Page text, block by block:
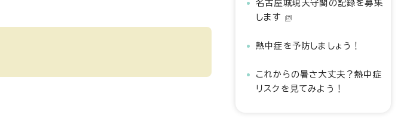
名古屋城現天守閣の記録を募集
します
熱中症を予防しましょう！
これからの暑さ大丈夫？熱中症
リスクを見てみよう！